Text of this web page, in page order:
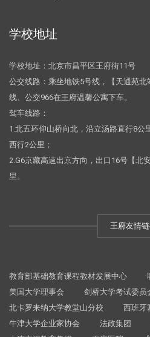
学校地址
学校地址：北京市昌平区王府街11号
公交线路：乘坐地铁5号线，【天通苑
线、公交966在王府温馨公寓下车。
驾车线路：
1.北五环仰山桥向北，沿立汤路直行8公
西行2公里；
2.G6京藏高速出京方向，出口16号【北
里。
王府友情
教育部基础教育课程教材发展中心
美国大学理事会
剑桥大学考试委员
北卡罗来纳大学教堂山分校
西班牙
牛津大学企业家协会
法政集团